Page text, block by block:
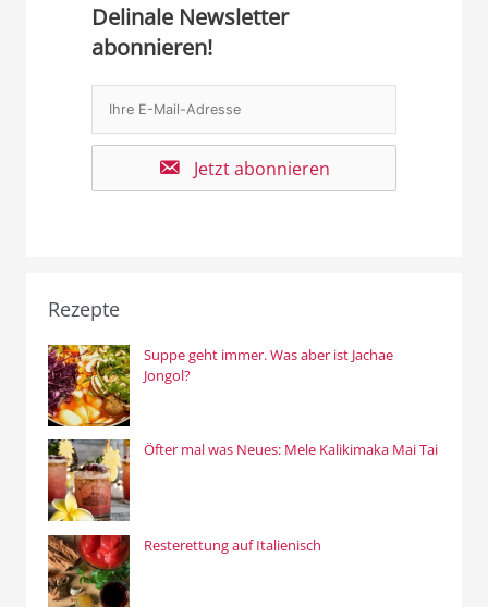
Delinale Newsletter
abonnieren!
Jetzt abonnieren
Rezepte
Suppe geht immer. Was aber ist Jachae
Jongol?
Öfter mal was Neues: Mele Kalikimaka Mai Tai
Resterettung auf Italienisch